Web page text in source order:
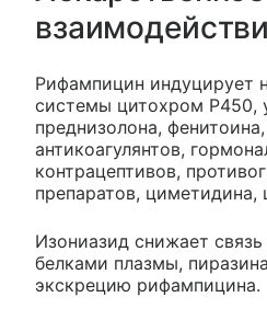
Рифампицин индуцирует
системы цитохром Р450,
преднизолона,
антикоагулянтов,
контрацептивов,
препаратов, циметидина,
Изониазид снижает
белками плазмы,
экскрецию рифампицина.